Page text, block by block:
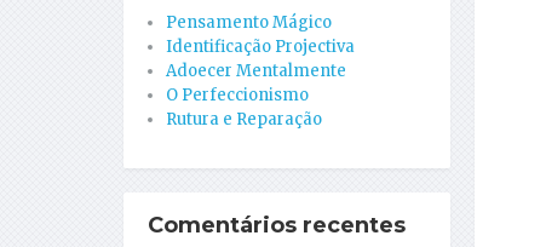
Pensamento Mágico
Identificação Projectiva
Adoecer Mentalmente
O Perfeccionismo
Rutura e Reparação
Comentários recentes